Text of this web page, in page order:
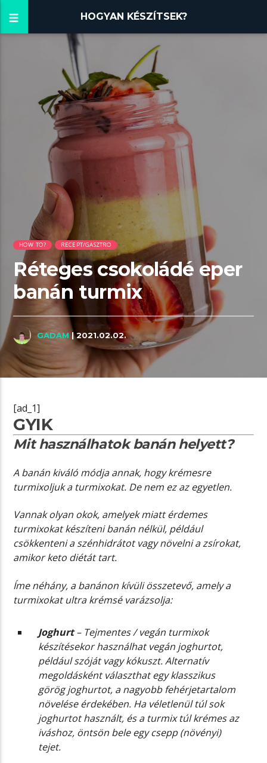
HOGYAN KÉSZÍTSEK?
HOW TO? RECEPT/GASZTRO
Réteges csokoládé eper
banán turmix
GADAM | 2021.02.02.
[ad_1]
GYIK
Mit használhatok banán helyett?
A banán kiváló módja annak, hogy krémesre
turmixoljuk a turmixokat. De nem ez az egyetlen.
Vannak olyan okok, amelyek miatt érdemes
turmixokat készíteni banán nélkül, például
csökkenteni a szénhidrátot vagy növelni a zsírokat,
amikor keto diétát tart.
Íme néhány, a banánon kívüli összetevő, amely a
turmixokat ultra krémsé varázsolja:
Joghurt– Tejmentes / vegán turmixok
készítésekor használhat vegán joghurtot,
például szóját vagy kókuszt. Alternatív
megoldásként választhat egy klasszikus
görög joghurtot, a nagyobb fehérjetartalom
növelése érdekében. Ha véletlenül túl sok
joghurtot használt, és a turmix túl krémes az
iváshoz, öntsön bele egy csepp (növényi)
tejet.